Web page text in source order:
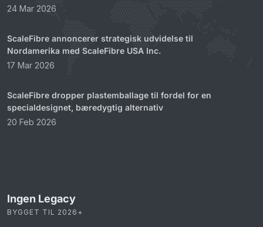
24 Mar 2026
ScaleFibre annoncerer strategisk udvidelse til
Nordamerika med ScaleFibre USA Inc.
17 Mar 2026
ScaleFibre dropper plastemballage til fordel for en
specialdesignet, bæredygtig alternativ
20 Feb 2026
Ingen Legacy
BYGGET TIL 2026+